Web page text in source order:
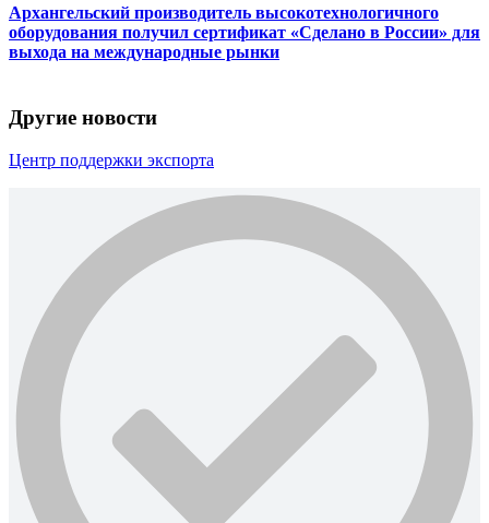
Архангельский производитель высокотехнологичного
оборудования получил сертификат «Сделано в России» для
выхода на международные рынки
Другие новости
Центр поддержки экспорта